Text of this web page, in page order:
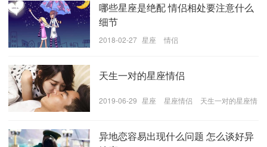
我们在生活中都会遇到困难，都会不开心，当时自
己的问题始终要自己来解决。原本两个人的距离就很
远，如果偶尔的一个电话都是在埋怨，都是坏情绪，这
样对方也不会开心。情绪是传染最快的东西，大家都是
哪些星座是绝配 情侣相处要注意什么
细节
2018-02-27 星座 情侣
天生一对的星座情侣
2019-06-29 星座 星座情侣
天生一对的星座情
异地恋容易出现什么问题 怎么谈好异